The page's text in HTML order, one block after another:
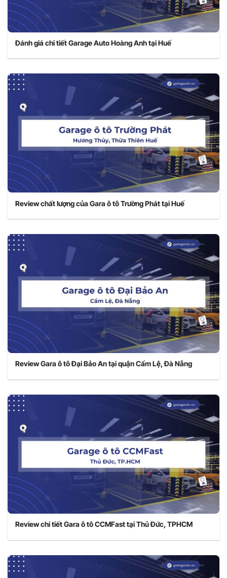
Đánh giá chi tiết Garage Auto Hoàng Anh tại Huế
Review chất lượng của Gara ô tô Trường Phát tại Huế
Review Gara ô tô Đại Bảo An tại quận Cẩm Lệ, Đà Nẵng
Review chi tiết Gara ô tô CCMFast tại Thủ Đức, TPHCM